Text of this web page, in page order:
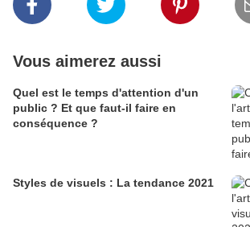
Vous aimerez aussi
Quel est le temps d'attention d'un
public ? Et que faut-il faire en
conséquence ?
Styles de visuels : La tendance 2021